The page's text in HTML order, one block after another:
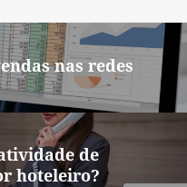
nas redes
de
hoteleiro?